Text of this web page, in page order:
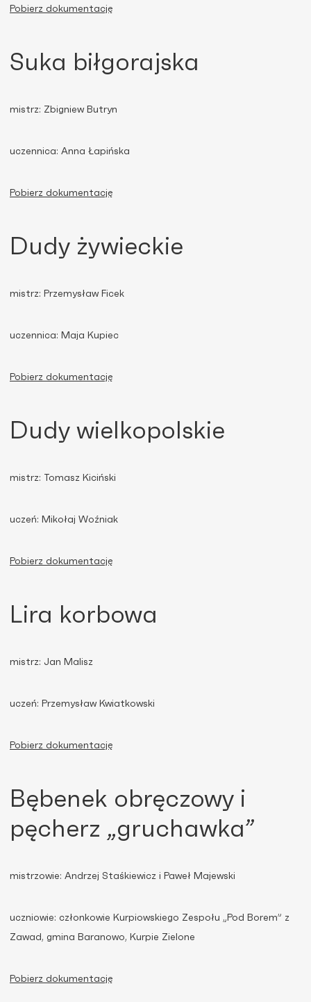
Pobierz dokumentację
Suka biłgorajska
mistrz: Zbigniew Butryn
uczennica: Anna Łapińska
Pobierz dokumentację
Dudy żywieckie
mistrz: Przemysław Ficek
uczennica: Maja Kupiec
Pobierz dokumentację
Dudy wielkopolskie
mistrz: Tomasz Kiciński
uczeń: Mikołaj Woźniak
Pobierz dokumentację
Lira korbowa
mistrz: Jan Malisz
uczeń: Przemysław Kwiatkowski
Pobierz dokumentację
Bębenek obręczowy i
pęcherz „gruchawka”
mistrzowie: Andrzej Staśkiewicz i Paweł Majewski
uczniowie: członkowie Kurpiowskiego Zespołu „Pod Borem” z
Zawad, gmina Baranowo, Kurpie Zielone
Pobierz dokumentację